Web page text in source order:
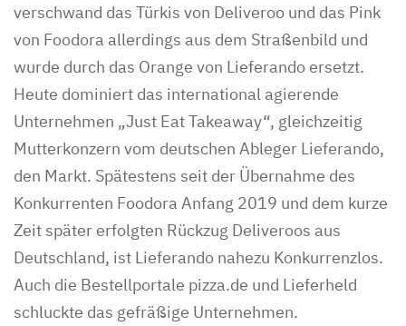
verschwand das Türkis von Deliveroo und das Pink
von Foodora allerdings aus dem Straßenbild und
wurde durch das Orange von Lieferando ersetzt.
Heute dominiert das international agierende
Unternehmen „Just Eat Takeaway“, gleichzeitig
Mutterkonzern vom deutschen Ableger Lieferando,
den Markt. Spätestens seit der Übernahme des
Konkurrenten Foodora Anfang 2019 und dem kurze
Zeit später erfolgten Rückzug Deliveroos aus
Deutschland, ist Lieferando nahezu Konkurrenzlos.
Auch die Bestellportale pizza.de und Lieferheld
schluckte das gefräßige Unternehmen.